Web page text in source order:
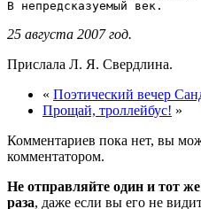
25 августа 2007 год.
Прислала Л. Я. Свердлина.
« Поэтический вечер
Прощай, троллейбус! »
Комментариев пока нет, вы
комментатором.
Не отправляйте один и тот
раза, даже если вы его не